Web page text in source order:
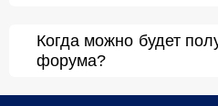
Когда можно будет
форума?